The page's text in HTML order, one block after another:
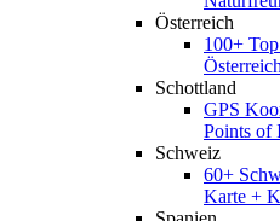
Österreich
100+
Schottland
GPS
Points of
Schweiz
60+
Karte +